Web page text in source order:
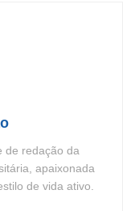
de redação da
apaixonada
de vida ativo.